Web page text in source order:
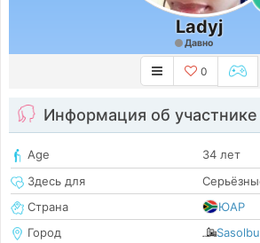
Ladyj
Давно
0
Информация об участнике
Age
34 лет
Здесь для
Страна
ЮАР
Город